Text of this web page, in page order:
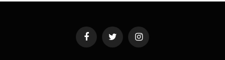
FacebookTwitter Instagram